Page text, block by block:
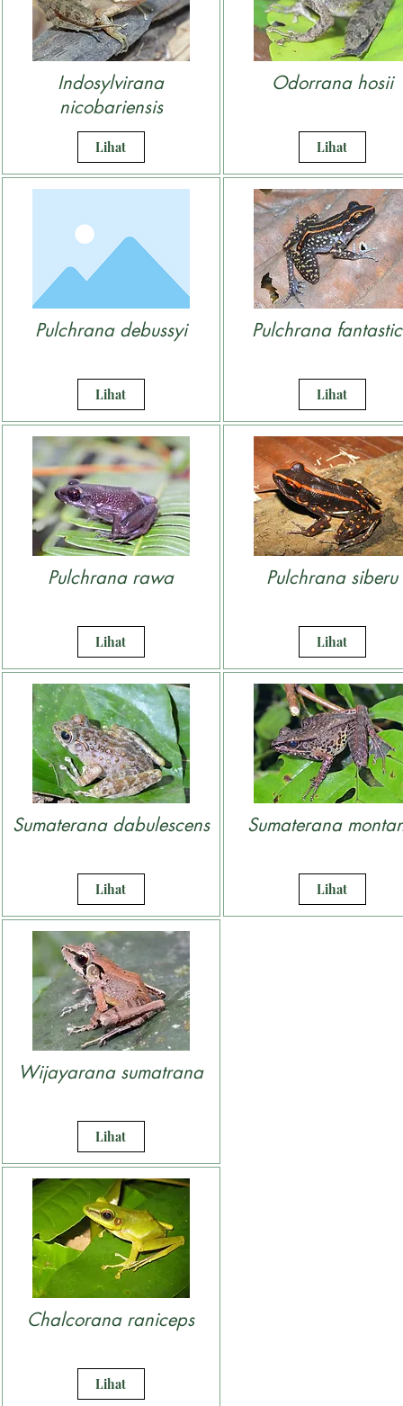
Indosylvirana
nicobariensis
Lihat
Pulchrana debussyi
Lihat
Pulchrana rawa
Lihat
Sumaterana dabulescens
Lihat
Wijayarana sumatrana
Lihat
Odorrana hosii
Lihat
Pulchrana
Lihat
Pulchrana siberu
Lihat
Sumaterana
Lihat
Chalcorana raniceps
Lihat